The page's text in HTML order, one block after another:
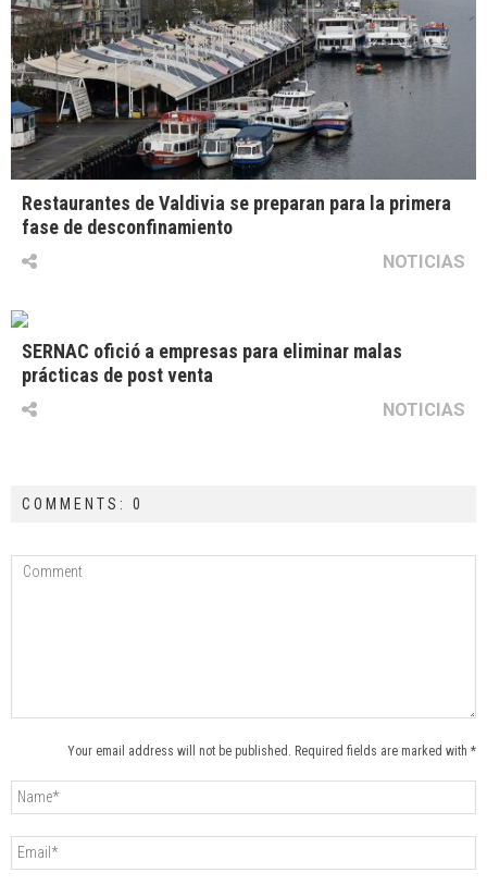
Restaurantes de Valdivia se preparan para la primera
fase de desconfinamiento
NOTICIAS
SERNAC ofició a empresas para eliminar malas
prácticas de post venta
NOTICIAS
COMMENTS: 0
Your email address will not be published. Required fields are marked with *